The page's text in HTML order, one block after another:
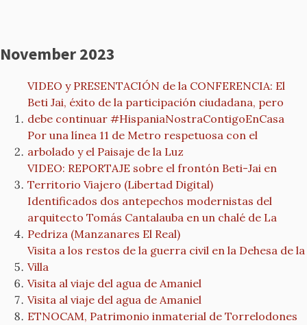
November 2023
VIDEO y PRESENTACIÓN de la CONFERENCIA: El
Beti Jai, éxito de la participación ciudadana, pero
debe continuar #HispaniaNostraContigoEnCasa
Por una línea 11 de Metro respetuosa con el
arbolado y el Paisaje de la Luz
VIDEO: REPORTAJE sobre el frontón Beti-Jai en
Territorio Viajero (Libertad Digital)
Identificados dos antepechos modernistas del
arquitecto Tomás Cantalauba en un chalé de La
Pedriza (Manzanares El Real)
Visita a los restos de la guerra civil en la Dehesa de la
Villa
Visita al viaje del agua de Amaniel
Visita al viaje del agua de Amaniel
ETNOCAM, Patrimonio inmaterial de Torrelodones